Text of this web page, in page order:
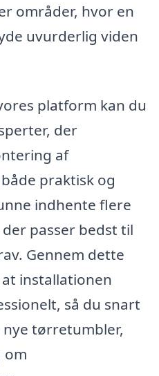
områder, hvor en
uvurderlig viden
platform kan du
der
af
praktisk og
indhente flere
passer bedst til
Gennem dette
installationen
så du snart
tørretumbler,
om